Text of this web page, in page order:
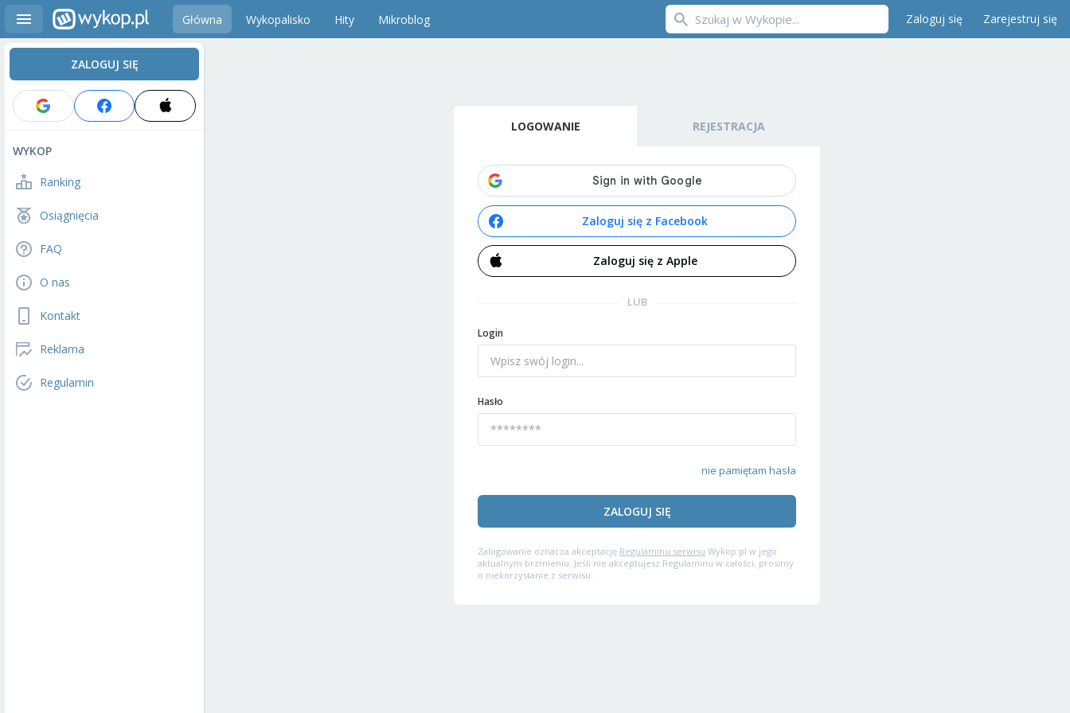
Główna Wykopalisko Hity Mikroblog Zaloguj się Zarejestruj się
ZALOGUJ SIĘ
WYKOP
Ranking
Osiągnięcia
FAQ
O nas
Kontakt
Reklama
Regulamin
LOGOWANIE REJESTRACJA
Zaloguj się z Facebook
Zaloguj się z Apple
LUB
Login
Hasło
nie pamiętam hasła
ZALOGUJ SIĘ
Zalogowanie oznacza akceptację Regulaminu serwisu Wykop.pl w jego
aktualnym brzmieniu. Jeśli nie akceptujesz Regulaminu w całości, prosimy
o niekorzystanie z serwisu.